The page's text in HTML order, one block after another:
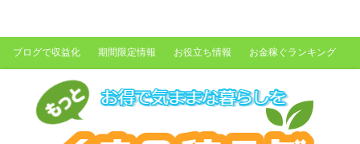
ブログで収益化 期間限定情報 お役立ち情報 お金稼ぐランキング